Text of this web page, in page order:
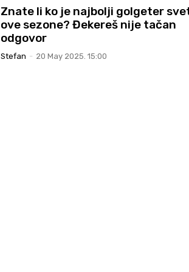
Znate li ko je najbolji golgeter
ove sezone? Đekereš nije tačan
odgovor
Stefan - 20 May 2025. 15:00